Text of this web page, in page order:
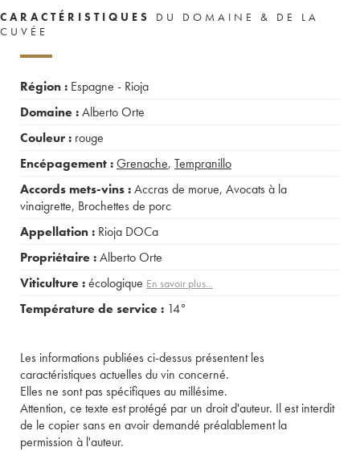
CARACTÉRISTIQUES
DU DOMAINE & DE LA
CUVÉE
Région : Espagne - Rioja
Domaine :Alberto Orte
Couleur : rouge
Encépagement :Grenache, Tempranillo
Accords mets-vins :Accras de morue, Avocats à la
vinaigrette, Brochettes de porc
Appellation : Rioja DOCa
Propriétaire :Alberto Orte
Viticulture :écologique En savoir plus...
Température de service : 14°
Les informations publiées ci-dessus présentent les
caractéristiques actuelles du vin concerné.
Elles ne sont pas spécifiques au millésime.
Attention, ce texte est protégé par un droit d'auteur. Il est interdit
de le copier sans en avoir demandé préalablement la
permission à l'auteur.